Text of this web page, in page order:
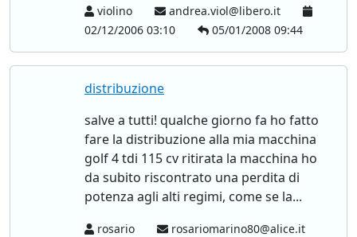
violino
andrea.viol@libero.it
02/12/2006 03:10
05/01/2008 09:44
distribuzione
salve a tutti! qualche giorno fa ho fatto
fare la distribuzione alla mia macchina
golf 4 tdi 115 cv ritirata la macchina ho
da subito riscontrato una perdita di
potenza agli alti regimi, come se la...
rosario
rosariomarino80@alice.it